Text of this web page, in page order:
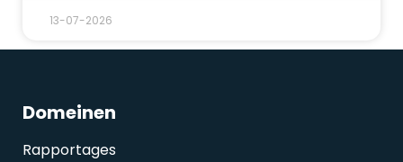
13-07-2026
Domeinen
Rapportages